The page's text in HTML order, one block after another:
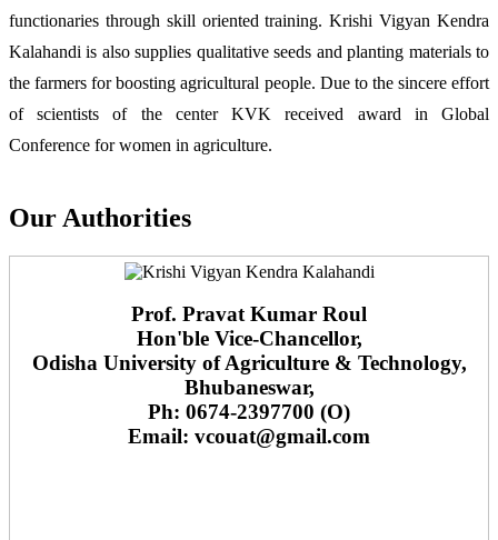
functionaries through skill oriented training. Krishi Vigyan Kendra
Kalahandi is also supplies qualitative seeds and planting materials to
the farmers for boosting agricultural people. Due to the sincere effort
of scientists of the center KVK received award in Global
Conference for women in agriculture.
Our Authorities
Prof. Pravat Kumar Roul
Hon'ble Vice-Chancellor,
Odisha University of Agriculture & Technology,
Bhubaneswar,
Ph: 0674-2397700 (O)
Email: vcouat@gmail.com